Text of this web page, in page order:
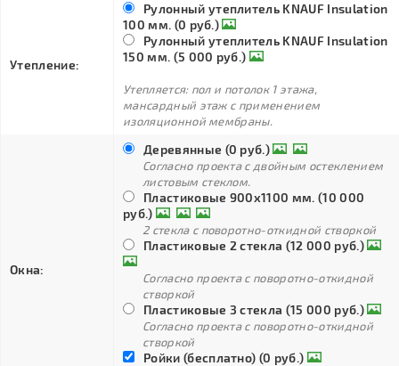
Утепление:
Рулонный утеплитель KNAUF Insulation
100 мм. (0 руб.)
Рулонный утеплитель KNAUF Insulation
150 мм. (5 000 руб.)
Утепляется: пол и потолок 1 этажа,
мансардный этаж с применением
изоляционной мембраны.
Окна:
Деревянные (0 руб.)
Согласно проекта с двойным остеклением
листовым стеклом.
Пластиковые 900х1100 мм. (10 000
руб.)
2 стекла с поворотно-откидной створкой
Пластиковые 2 стекла (12 000 руб.)
Согласно проекта с поворотно-откидной
створкой
Пластиковые 3 стекла (15 000 руб.)
Согласно проекта с поворотно-откидной
створкой
Ройки (бесплатно) (0 руб.)